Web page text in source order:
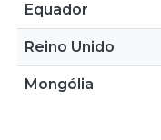
Equador
Reino Unido
Mongólia